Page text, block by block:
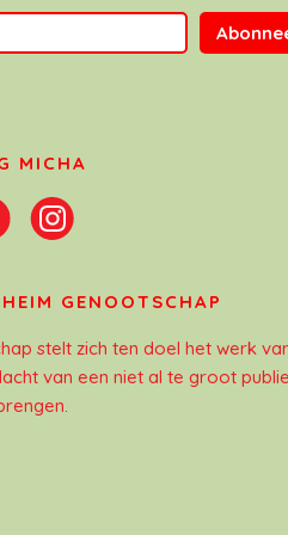
MICHA
GENOOTSCHAP
stelt zich ten doel het werk
van een niet al te groot